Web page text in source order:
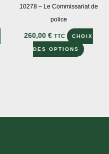
produit
10278 – Le Commissariat de
police
260,00€ TTC CHOIX
DES OPTIONS
Ce